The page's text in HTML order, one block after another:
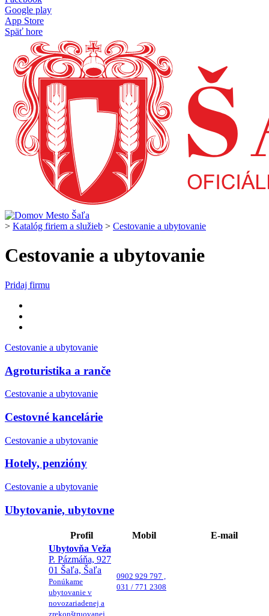
Google play
App Store
Späť hore
> Katalóg firiem a služieb > Cestovanie a ubytovanie
Cestovanie a ubytovanie
Pridaj firmu
Cestovanie a ubytovanie
Agroturistika a ranče
Cestovanie a ubytovanie
Cestovné kancelárie
Cestovanie a ubytovanie
Hotely, penzióny
Cestovanie a ubytovanie
Ubytovanie, ubytovne
Profil Mobil
E-mail
Ubytovňa Veža
P. Pázmáňa, 927
01 Šaľa, Šaľa
Ponúkame
ubytovanie v
novozariadenej a
zrekonštruovanej...
0902 929 797 ,
031 / 771 2308